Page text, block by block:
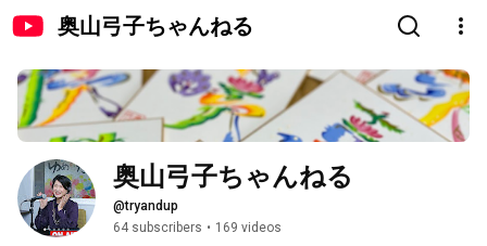
奥山弓子ちゃんねる
奥山弓子ちゃんねる
@tryandup
64 subscribers • 169 videos